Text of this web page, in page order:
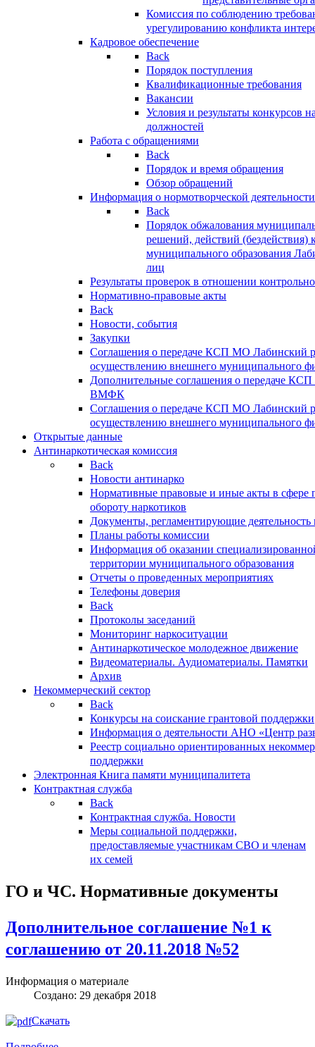
Комиссия по соблюдению
урегулированию конфликта
Кадровое обеспечение
Back
Порядок поступления
Квалификационные требования
Вакансии
Условия и результаты конкурсов
должностей
Работа с обращениями
Back
Порядок и время обращения
Обзор обращений
Информация о нормотворческой деятельности
Back
Порядок обжалования
решений, действий (бездействия)
муниципального образования
лиц
Результаты проверок в отношении
Нормативно-правовые акты
Back
Новости, события
Закупки
Соглашения о передаче КСП МО Лабинский
осуществлению внешнего муниципального
Дополнительные соглашения о передаче
ВМФК
Соглашения о передаче КСП МО Лабинский
осуществлению внешнего муниципального
Открытые данные
Антинаркотическая комиссия
Back
Новости антинарко
Нормативные правовые и иные акты в сфере
обороту наркотиков
Документы, регламентирующие деятельность
Планы работы комиссии
Информация об оказании
территории муниципального образования
Отчеты о проведенных мероприятиях
Телефоны доверия
Back
Протоколы заседаний
Мониторинг наркоситуации
Антинаркотическое молодежное движение
Видеоматериалы. Аудиоматериалы. Памятки
Архив
Некоммерческий сектор
Back
Конкурсы на соискание грантовой поддержки
Информация о деятельности АНО «Центр
Реестр социально ориентированных
поддержки
Электронная Книга памяти муниципалитета
Контрактная служба
Back
Контрактная служба. Новости
Меры социальной поддержки,
предоставляемые участникам СВО и членам
их семей
ГО и ЧС. Нормативные документы
Дополнительное соглашение №1 к
соглашению от 20.11.2018 №52
Информация о материале
Создано: 29 декабря 2018
Скачать